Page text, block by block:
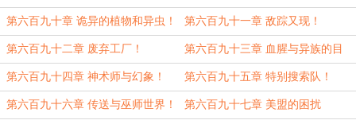
第六百九十章 诡异的植物和异虫！ 第六百九十一章 敌踪又现！
第六百九十二章 废弃工厂！ 第六百九十三章 血腥与异族的目
的！
第六百九十四章 神术师与幻象！ 第六百九十五章 特别搜索队！
第六百九十六章 传送与巫师世界！ 第六百九十七章 美盟的困扰